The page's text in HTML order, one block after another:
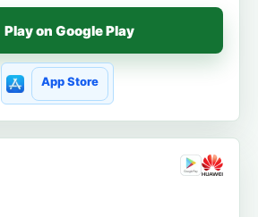
Play on Google Play
App Store